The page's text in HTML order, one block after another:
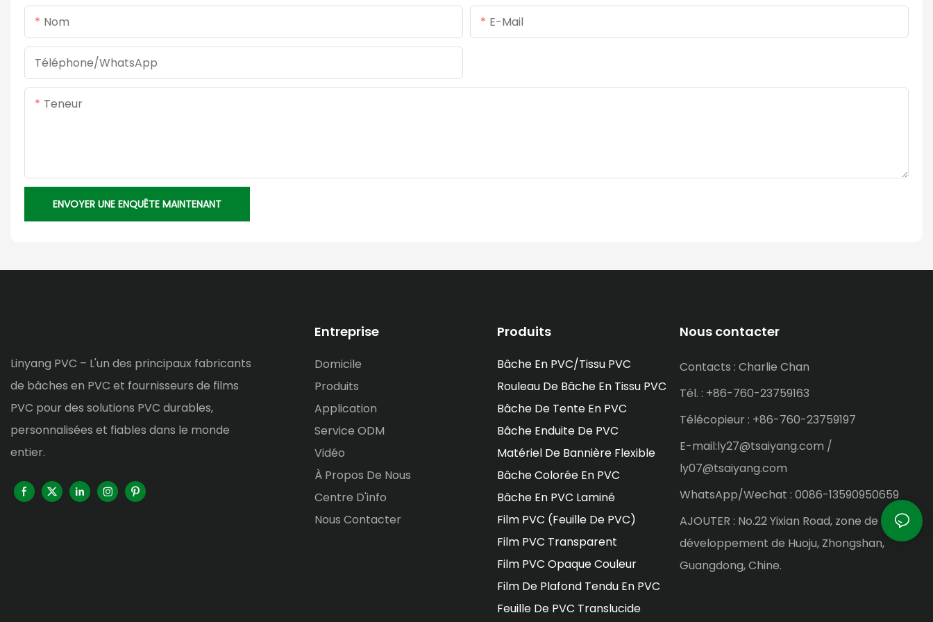
Nom E-Mail
Téléphone/WhatsApp
Teneur
ENVOYER UNE ENQUÊTE MAINTENANT
Linyang PVC – L'un des principaux fabricants
de bâches en PVC et fournisseurs de films
PVC pour des solutions PVC durables,
personnalisées et fiables dans le monde
entier.
Entreprise
Domicile
Produits
Application
Service ODM
Vidéo
À Propos De Nous
Centre D'info
Nous Contacter
Produits
Bâche En PVC/tissu PVC
Rouleau De Bâche En Tissu PVC
Bâche De Tente En PVC
Bâche Enduite De PVC
Matériel De Bannière Flexible
Bâche Colorée En PVC
Bâche En PVC Laminé
Film PVC (feuille De PVC)
Film PVC Transparent
Film PVC Opaque Couleur
Film De Plafond Tendu En PVC
Feuille De PVC Translucide
Nous contacter
Contacts : Charlie Chan
Tél. : +86-760-23759163
Télécopieur : +86-760-23759197
E-mail:ly27@tsaiyang.com /
ly07@tsaiyang.com
WhatsApp/Wechat : 0086-13590950659
AJOUTER : No.22 Yixian Road, zone de
développement de Huoju, Zhongshan,
Guangdong, Chine.